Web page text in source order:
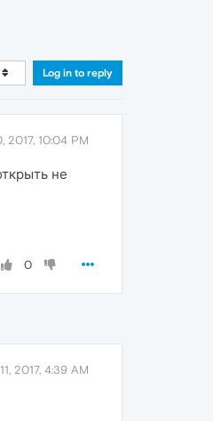
Log in to reply
2017, 10:04 PM
не
0
2017, 4:39 AM